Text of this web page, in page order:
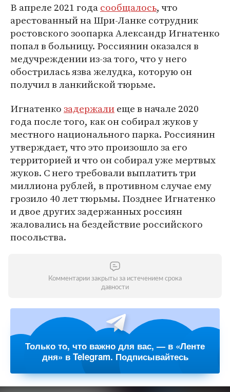
В апреле 2021 годасообщалось, что
арестованный на Шри-Ланке сотрудник
ростовского зоопарка Александр Игнатенко
попал в больницу. Россиянин оказался в
медучреждении из-за того, что у него
обострилась язва желудка, которую он
получил в ланкийской тюрьме.
Игнатенкозадержалиеще в начале 2020
года после того, как он собирал жуков у
местного национального парка. Россиянин
утверждает, что это произошло за его
территорией и что он собирал уже мертвых
жуков. С него требовали выплатить три
миллиона рублей, в противном случае ему
грозило 40 лет тюрьмы. Позднее Игнатенко
и двое других задержанных россиян
жаловались на бездействие российского
посольства.
Комментарии закрыты за истечением срока
давности
Только то, что важно для вас, — в «Ленте
дня» в Telegram. Подписывайтесь